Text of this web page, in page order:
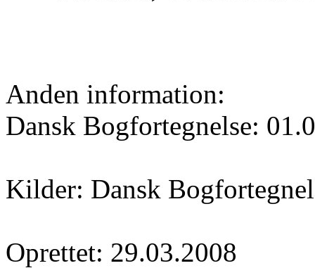
Anden information:
Dansk Bogfortegnelse:
Kilder: Dansk
Oprettet: 29.03.2008